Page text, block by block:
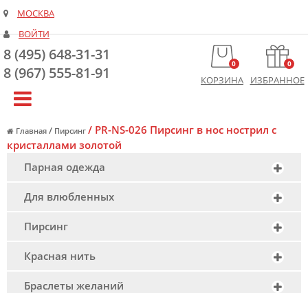
МОСКВА
ВОЙТИ
8 (495) 648-31-31
8 (967) 555-81-91
0
КОРЗИНА
0
ИЗБРАННОЕ
Главная / Пирсинг / PR-NS-026 Пирсинг в нос нострил с
кристаллами золотой
Парная одежда
Для влюбленных
Пирсинг
Красная нить
Браслеты желаний